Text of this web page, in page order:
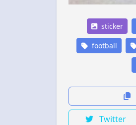
sticker
football
Twitter